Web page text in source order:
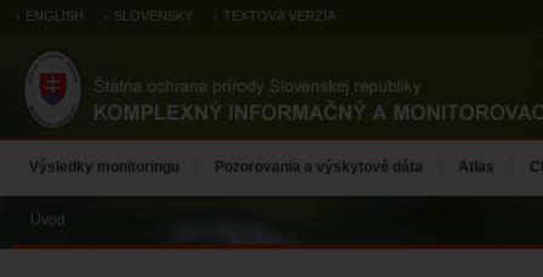
ENGLISH SLOVENSKY TEXTOVÁ VERZIA
Výsledky monitoringu Pozorovania a výskytové dáta Atlas
Úvod